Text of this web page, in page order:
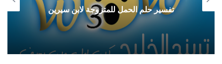
تفسير حلم الحمل للمتزوجة لابن سيرين